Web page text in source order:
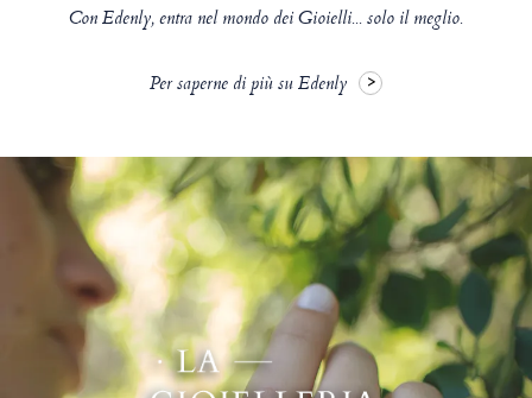
Con Edenly, entra nel mondo dei Gioielli... solo il meglio.
Per saperne di più su Edenly